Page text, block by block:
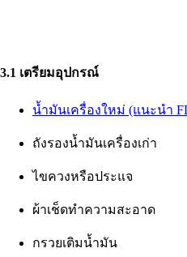
3.1 เตรียมอุปกรณ์
น้ำมันเครื่องใหม่ (แนะนำ
ถังรองน้ำมันเครื่องเก่า
ไขควงหรือประแจ
ผ้าเช็ดทำความสะอาด
กรวยเติมน้ำมัน